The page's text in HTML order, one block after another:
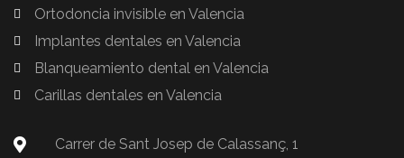
Ortodoncia invisible en Valencia
Implantes dentales en Valencia
Blanqueamiento dental en Valencia
Carillas dentales en Valencia
Carrer de Sant Josep de Calassanç, 1